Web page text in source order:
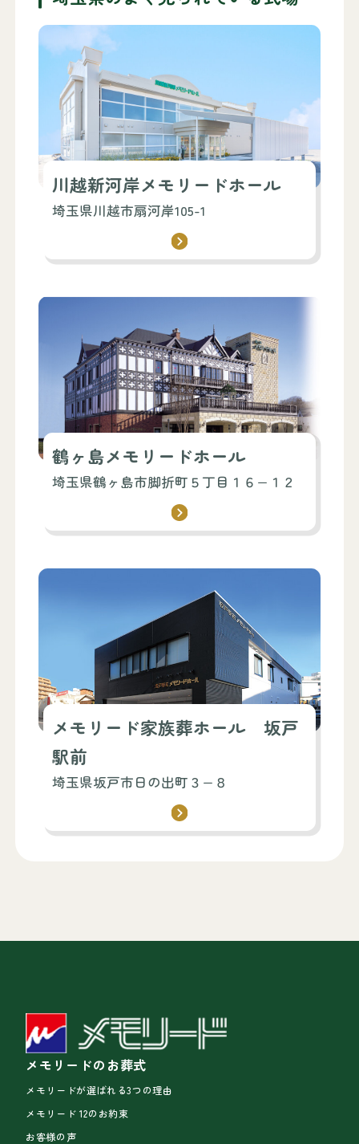
川越新河岸メモリードホール
埼玉県川越市扇河岸105-1
鶴ヶ島メモリードホール
埼玉県鶴ヶ島市脚折町５丁目１６−１２
メモリード家族葬ホール 坂戸
駅前
埼玉県坂戸市日の出町３−８
メモリードのお葬式
メモリードが選ばれる3つの理由
メモリード 12のお約束
お客様の声